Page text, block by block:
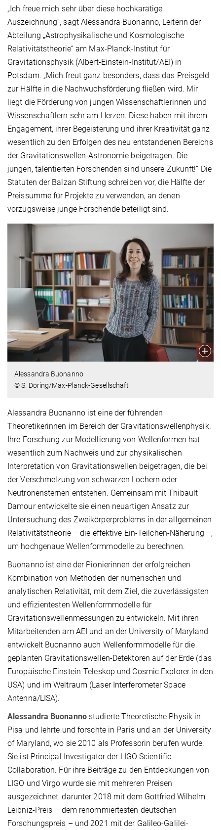
„Ich freue mich sehr über diese hochkarätige
Auszeichnung“, sagt Alessandra Buonanno, Leiterin der
Abteilung „Astrophysikalische und Kosmologische
Relativitätstheorie“ am Max-Planck-Institut für
Gravitationsphysik (Albert-Einstein-Institut/AEI) in
Potsdam. „Mich freut ganz besonders, dass das Preisgeld
zur Hälfte in die Nachwuchsförderung fließen wird. Mir
liegt die Förderung von jungen Wissenschaftlerinnen und
Wissenschaftlern sehr am Herzen. Diese haben mit ihrem
Engagement, ihrer Begeisterung und ihrer Kreativität ganz
wesentlich zu den Erfolgen des neu entstandenen Bereichs
der Gravitationswellen-Astronomie beigetragen. Die
jungen, talentierten Forschenden sind unsere Zukunft!“ Die
Statuten der Balzan Stiftung schreiben vor, die Hälfte der
Preissumme für Projekte zu verwenden, an denen
vorzugsweise junge Forschende beteiligt sind.
Alessandra Buonanno
© S. Döring/Max-Planck-Gesellschaft
Alessandra Buonanno ist eine der führenden
Theoretikerinnen im Bereich der Gravitationswellenphysik.
Ihre Forschung zur Modellierung von Wellenformen hat
wesentlich zum Nachweis und zur physikalischen
Interpretation von Gravitationswellen beigetragen, die bei
der Verschmelzung von schwarzen Löchern oder
Neutronensternen entstehen. Gemeinsam mit Thibault
Damour entwickelte sie einen neuartigen Ansatz zur
Untersuchung des Zweikörperproblems in der allgemeinen
Relativitätstheorie – die effektive Ein-Teilchen-Näherung –,
um hochgenaue Wellenformmodelle zu berechnen.
Buonanno ist eine der Pionierinnen der erfolgreichen
Kombination von Methoden der numerischen und
analytischen Relativität, mit dem Ziel, die zuverlässigsten
und effizientesten Wellenformmodelle für
Gravitationswellenmessungen zu entwickeln. Mit ihren
Mitarbeitenden am AEI und an der University of Maryland
entwickelt Buonanno auch Wellenformmodelle für die
geplanten Gravitationswellen-Detektoren auf der Erde (das
Europäische Einstein-Teleskop und Cosmic Explorer in den
USA) und im Weltraum (Laser Interferometer Space
Antenna/LISA).
Alessandra Buonannostudierte Theoretische Physik in
Pisa und lehrte und forschte in Paris und an der University
of Maryland, wo sie 2010 als Professorin berufen wurde.
Sie ist Principal Investigator der LIGO Scientific
Collaboration. Für ihre Beiträge zu den Entdeckungen von
LIGO und Virgo wurde sie mit mehreren Preisen
ausgezeichnet, darunter 2018 mit dem Gottfried Wilhelm
Leibniz-Preis – dem renommiertesten deutschen
Forschungspreis – und 2021 mit der Galileo-Galilei-